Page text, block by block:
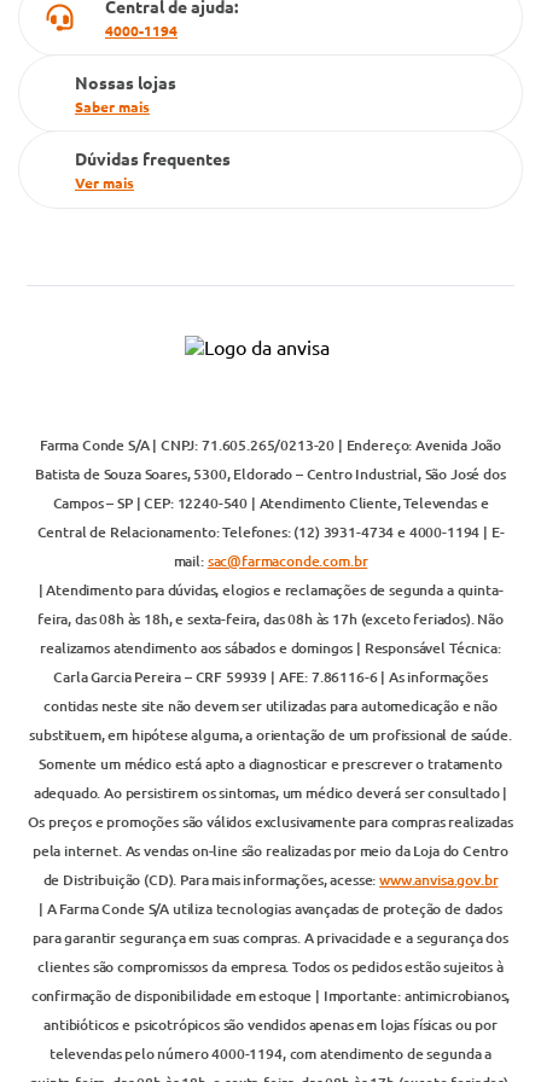
Televendas
Central de ajuda:
4000-1194
Nossas lojas
Saber mais
Dúvidas frequentes
Ver mais
Farma Conde S/A | CNPJ: 71.605.265/0213-20 | Endereço: Avenida João
Batista de Souza Soares, 5300, Eldorado – Centro Industrial, São José dos
Campos – SP | CEP: 12240-540 | Atendimento Cliente, Televendas e
Central de Relacionamento: Telefones: (12) 3931-4734 e 4000-1194 | E-
mail:sac@farmaconde.com.br
| Atendimento para dúvidas, elogios e reclamações de segunda a quinta-
feira, das 08h às 18h, e sexta-feira, das 08h às 17h (exceto feriados). Não
realizamos atendimento aos sábados e domingos | Responsável Técnica:
Carla Garcia Pereira – CRF 59939 | AFE: 7.86116-6 | As informações
contidas neste site não devem ser utilizadas para automedicação e não
substituem, em hipótese alguma, a orientação de um profissional de saúde.
Somente um médico está apto a diagnosticar e prescrever o tratamento
adequado. Ao persistirem os sintomas, um médico deverá ser consultado |
Os preços e promoções são válidos exclusivamente para compras realizadas
pela internet. As vendas on-line são realizadas por meio da Loja do Centro
de Distribuição (CD). Para mais informações, acesse:www.anvisa.gov.br
| A Farma Conde S/A utiliza tecnologias avançadas de proteção de dados
para garantir segurança em suas compras. A privacidade e a segurança dos
clientes são compromissos da empresa. Todos os pedidos estão sujeitos à
confirmação de disponibilidade em estoque | Importante: antimicrobianos,
antibióticos e psicotrópicos são vendidos apenas em lojas físicas ou por
televendas pelo número 4000-1194, com atendimento de segunda a